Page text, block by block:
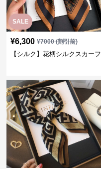
SALE
¥6,300 ¥7000(割引前)
【シルク】花柄シルクスカーフ